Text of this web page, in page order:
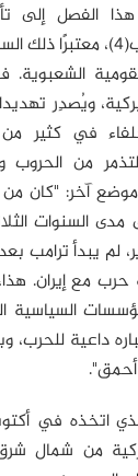
الفصل إلى
الأميركي، دونالد
ويُصدِر
في كثير
من الحروب
آخر: "كان من
السنوات
لم يبدأ ترامب
مع إيران.
داعية
أحمق".
من شمال